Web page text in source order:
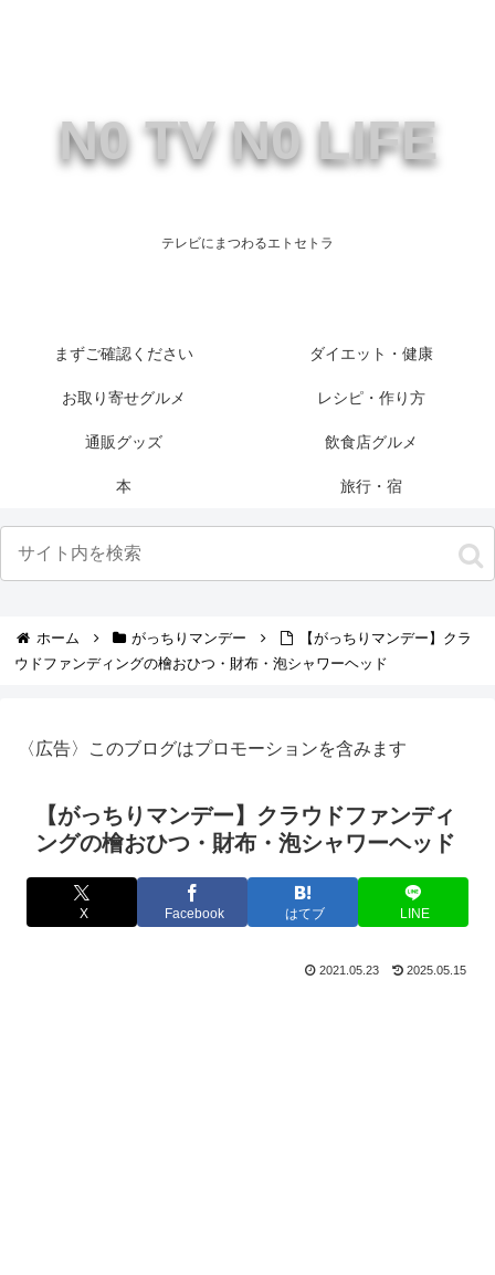
N0 TV N0 LIFE
テレビにまつわるエトセトラ
まずご確認ください ダイエット・健康
お取り寄せグルメ レシピ・作り方
通販グッズ 飲食店グルメ
本 旅行・宿
ホーム がっちりマンデー
【がっちりマンデー】クラ
ウドファンディングの檜おひつ・財布・泡シャワーヘッド
〈広告〉このブログはプロモーションを含みます
【がっちりマンデー】クラウドファンディ
ングの檜おひつ・財布・泡シャワーヘッド
X Facebook はてブ LINE
2021.05.23 2025.05.15